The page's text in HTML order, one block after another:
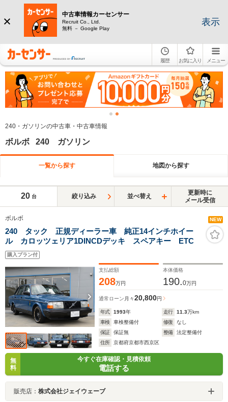
中古車情報カーセンサー
Recruit Co., Ltd.
無料 － Google Play
表示
履歴 お気に入り メニュー
240・ガソリンの中古車・中古車情報
ボルボ 240 ガソリン
一覧から探す 地図から探す
20 台 絞り込み 並べ替え
更新時に
メール受信
ボルボ NEW
240 タック 正規ディーラー車 純正14インチホイー
ル カロッツェリア1DINCDデッキ スペアキー ETC
購入プラン付
支払総額
208万円
本体価格
190.0万円
通常ローン 月々20,800円
年式 1993年 走行 11.3万km
車検
車検整備付 修復
なし
保証
保証無 整備
法定整備付
住所
京都府京都市西京区
無
料
今すぐ在庫確認・見積依頼
電話する
販売店： 株式会社ジェイウェーブ